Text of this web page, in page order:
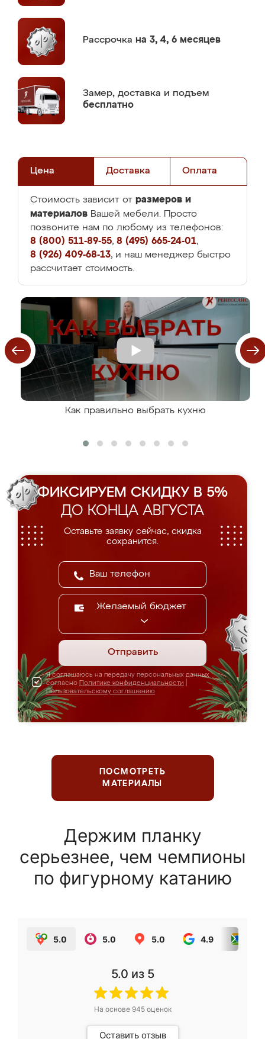
Рассрочка на 3, 4, 6 месяцев
Замер, доставка и подъем
бесплатно
Цена Доставка Оплата
Стоимость зависит от размеров и
материалов Вашей мебели. Просто
позвоните нам по любому из телефонов:
8 (800) 511-89-55, 8 (495) 665-24-01,
8 (926) 409-68-13, и наш менеджер быстро
рассчитает стоимость.
Как правильно выбрать кухню
ФИКСИРУЕМ СКИДКУ В 5%
ДО КОНЦА АВГУСТА
Оставьте заявку сейчас, скидка
сохранится.
Желаемый бюджет
Отправить
Я соглашаюсь на передачу персональных данных
согласно Политике конфиденциальности
Пользовательскому соглашению
ПОСМОТРЕТЬ
МАТЕРИАЛЫ
Держим планку
серьезнее, чем чемпионы
по фигурному катанию
5.0 5.0 5.0 4.9
5.0 из 5
На основе 945оценок
Оставить отзыв